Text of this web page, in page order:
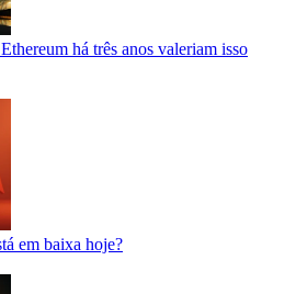
há três anos valeriam isso
em baixa hoje?